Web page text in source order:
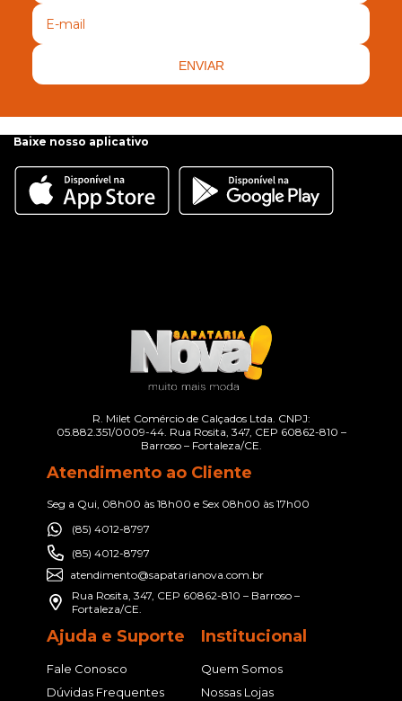
ENVIAR
Baixe nosso aplicativo
R. Milet Comércio de Calçados Ltda. CNPJ:
05.882.351/0009-44. Rua Rosita, 347, CEP 60862-810 –
Barroso – Fortaleza/CE.
Atendimento ao Cliente
Seg a Qui, 08h00 às 18h00 e Sex 08h00 às 17h00
(85) 4012-8797
(85) 4012-8797
atendimento@sapatarianova.com.br
Rua Rosita, 347, CEP 60862-810 – Barroso –
Fortaleza/CE.
Ajuda e Suporte
Fale Conosco
Dúvidas Frequentes
Institucional
Quem Somos
Nossas Lojas